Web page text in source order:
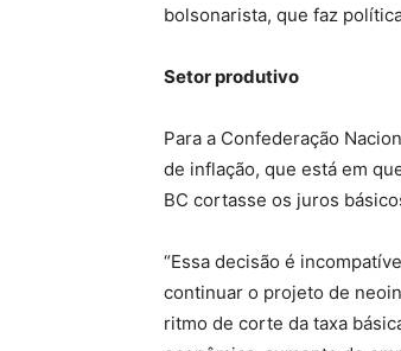
bolsonarista, que faz
Setor produtivo
Para a Confederação
de inflação, que está em
BC cortasse os juros
“Essa decisão é
continuar o projeto de
ritmo de corte da taxa